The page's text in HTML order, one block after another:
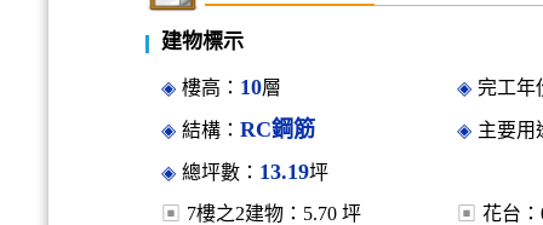
建物標示
樓高： 10層 完工年
結構： RC鋼筋 主要用
總坪數： 13.19坪
7樓之2建物： 5.70 坪 花台：